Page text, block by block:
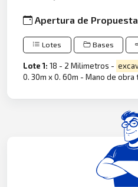
Apertura de
Lotes Bases
Lote 1:18 - 2 Milimetros -
0. 30m x 0. 60m - Mano de obra